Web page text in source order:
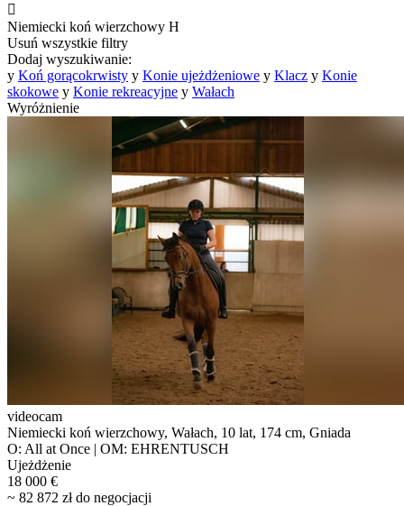

Niemiecki koń wierzchowy H
Usuń wszystkie filtry
Dodaj wyszukiwanie:
y Koń gorącokrwisty y Konie ujeżdżeniowe y Klacz y Konie
skokowe y Konie rekreacyjne y Wałach
Wyróżnienie
videocam
Niemiecki koń wierzchowy, Wałach, 10 lat, 174 cm, Gniada
O: All at Once | OM: EHRENTUSCH
Ujeżdżenie
18 000 €
~ 82 872 zł do negocjacji